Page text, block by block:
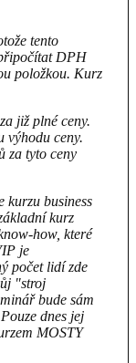
tento
DPH
položkou. Kurz
již plné ceny.
výhodu ceny.
za tyto ceny
kurzu business
kurz
how, které
je
počet lidí zde
"stroj
bude sám
dnes jej
MOSTY